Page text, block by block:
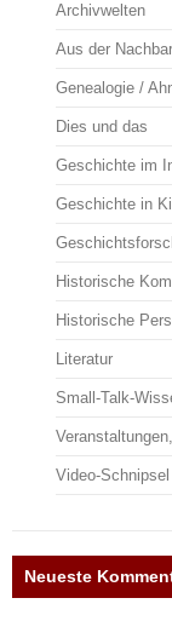
Archivwelten
Aus der
Genealogie /
Dies und das
Geschichte im
Geschichte in
Historische
Historische
Literatur
Small-Talk-
Video-Schnipsel
Neueste